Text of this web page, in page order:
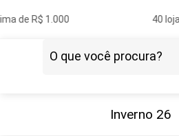
de R$ 1.000 40
Inverno 26